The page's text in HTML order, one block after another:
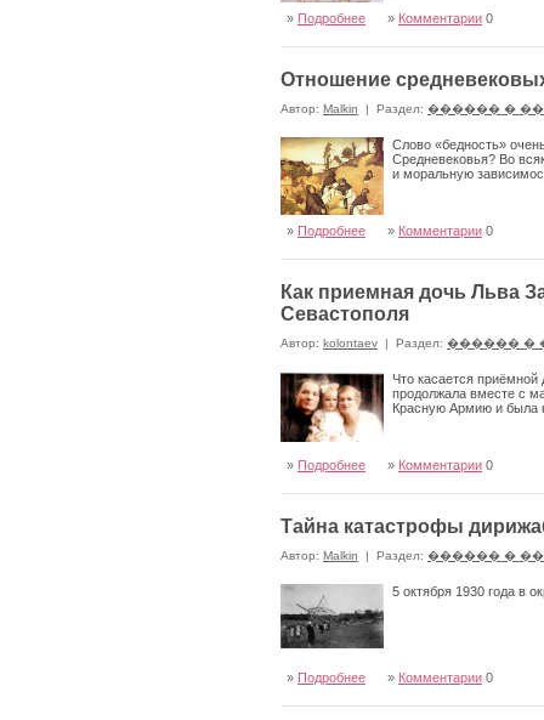
» Подробнее » Комментарии 0
Отношение
Автор: Malkin | Раздел: ������ �
Слово «бедность»
Средневековья? Во
и моральную
» Подробнее » Комментарии 0
Как приемная дочь Льва
Севастополя
Автор: kolontaev | Раздел: ������ �
Что касается
продолжала вместе с
Красную Армию и была
» Подробнее » Комментарии 0
Тайна катастрофы
Автор: Malkin | Раздел: ������ �
5 октября 1930 года в
» Подробнее » Комментарии 0